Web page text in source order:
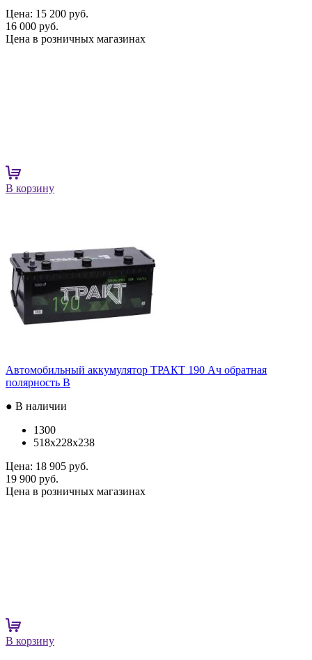
Цена: 15 200 руб.
16 000 руб.
Цена в розничных магазинах
В корзину
Автомобильный аккумулятор ТРАКТ 190 Ач обратная
полярность B
● В наличии
1300
518x228x238
Цена: 18 905 руб.
19 900 руб.
Цена в розничных магазинах
В корзину